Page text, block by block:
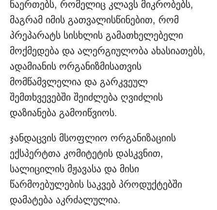
ნაერთებს, რომელიც კლავს მიკრობებს,
მაგრამ იმის გათვალისწინებით, რომ
პრეპარატს სისხლის გამათხელებელი
მოქმედება და ალერგიულობა ახასიათებს,
ადამიანის ორგანიზმისათვის
მომწამვლელია და გარკვეულ
შემთხვევებში შეიძლება ღვიძლის
დაზიანება გამოიწვიოს.
ჯანდაცვის მსოფლიო ორგანიზაციის
ექსპერტთა კომიტეტის დასკვნით,
სალიცილის მჟავასა და მისი
წარმოებულების საკვებ პროდუქტებში
დამატება აკრძალულია.